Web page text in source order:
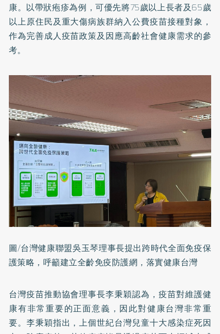
康。以帶狀疱疹為例，可優先將75歲以上長者及65歲
以上原住民及重大傷病族群納入公費疫苗接種對象，
作為完善成人疫苗政策及因應高齡社會健康需求的參
考。
圖/台灣健康聯盟吳玉琴理事長提出跨時代全面免疫保
護策略，呼籲建立全齡免疫防護網，落實健康台灣
台灣疫苗推動協會理事長李秉穎認為，疫苗對維護健
康有非常重要的正面意義，因此對健康台灣非常重
要。李秉穎指出，上個世紀台灣兒童十大感染症死因